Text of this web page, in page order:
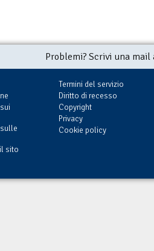
Problemi? Scrivi una
sito
Termini del servizio
Diritto di recesso
Copyright
Privacy
Cookie policy